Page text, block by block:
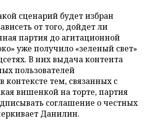
сценарий будет избран
от того, дойдет ли
партия до агитационной
уже получило «зеленый свет»
В них выдача контента
пользователей
контексте тем, связанных с
вишенкой на торте, партия
соглашение о честных
Данилин.